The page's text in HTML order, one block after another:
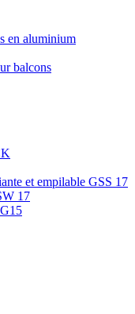
en aluminium
balcons
et empilable GSS 17
17